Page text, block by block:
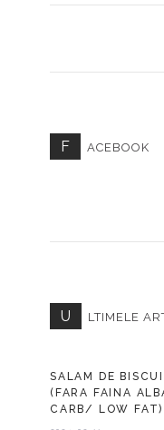
F ACEBOOK
U LTIMELE
SALAM DE
(FARA FAINA
CARB/ LOW FAT)